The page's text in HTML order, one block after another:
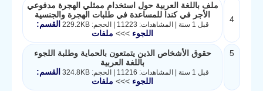
4
ملف باللغة العربية حول استخدام ممثلي الهجرة مدفوعي
الأجر في كندا للمساعدة في طلبات الهجرة والجنسية
قبل 1 سنة | المشاهدات: 11223 | الحجم: 229.2KB
القسم:
اللجوء >>> ملفات
5
حقوق الأشخاص الذين يتمتعون بالحماية وطلبة اللجوء
باللغة العربية
قبل 1 سنة | المشاهدات: 11216 | الحجم: 324.8KB
القسم:
اللجوء >>> ملفات